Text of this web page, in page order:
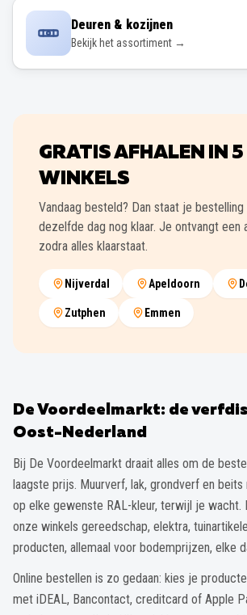
Deuren & kozijnen
Bekijk het assortiment →
GRATIS AFHALEN IN 5
WINKELS
Vandaag besteld? Dan staat je
dezelfde dag nog klaar. Je ontvangt een
zodra alles klaarstaat.
Nijverdal Apeldoorn
Zutphen Emmen
De Voordeelmarkt: de
Oost-Nederland
Bij De Voordeelmarkt draait alles om de
laagste prijs. Muurverf, lak, grondverf en
op elke gewenste RAL-kleur, terwijl je wacht.
onze winkels gereedschap, elektra,
producten, allemaal voor bodemprijzen, elke
Online bestellen is zo gedaan: kies je
met iDEAL, Bancontact, creditcard of Apple